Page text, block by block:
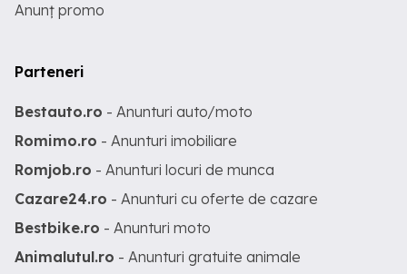
Anunț promo
Parteneri
Bestauto.ro - Anunturi auto/moto
Romimo.ro - Anunturi imobiliare
Romjob.ro - Anunturi locuri de munca
Cazare24.ro - Anunturi cu oferte de cazare
Bestbike.ro - Anunturi moto
Animalutul.ro - Anunturi gratuite animale